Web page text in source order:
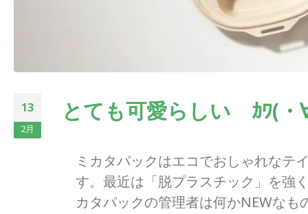
13
2月
とても可愛らしい ｶﾜ(
ミカタパックはエコでおしゃれなテ
す。最近は「脱プラスチック」を強
カタパックの管理者は何かNEWな